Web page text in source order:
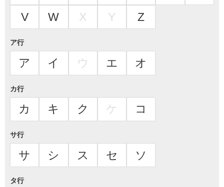
V
W X Y Z
ア行
ア イ ウ エ オ
カ行
カ キ ク ケ コ
サ行
サ シ ス セ ソ
タ行